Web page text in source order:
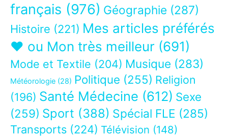
français (976) Géographie (287)
Histoire (221) Mes articles préférés
❤ ou Mon très meilleur (691)
Mode et Textile (204) Musique (283)
Météorologie (28) Politique (255) Religion
(196) Santé Médecine (612) Sexe
(259) Sport (388) Spécial FLE (285)
Transports (224) Télévision (148)